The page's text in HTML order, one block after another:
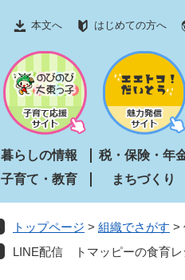
本文へ はじめての方へ
暮らしの情報 税・保険・年
子育て・教育
まちづくり
トップページ > 組織でさがす >
LINE配信 トマッピーの食育レ